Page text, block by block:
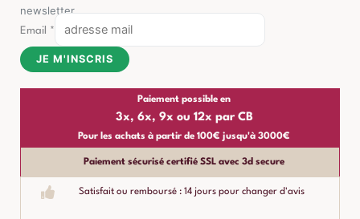
newsletter
Email *
JE M'INSCRIS
Paiement possible en
3x, 6x, 9x ou 12x par CB
Pour les achats à partir de 100€ jusqu'à 3000€
Paiement sécurisé certifié SSL avec 3d secure
Satisfait ou remboursé : 14 jours pour changer d'avis